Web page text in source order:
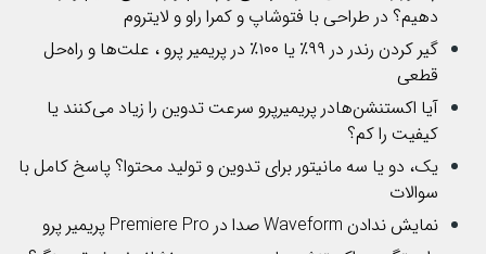
دهیم؟ در طراحی با فتوشاپ و کمرا راو و لایتروم
گیر کردن رندر در ۹۹٪ یا ۱۰۰٪ در پریمیر پرو ، علت‌ها و راه‌حل
قطعی
آیا اکستنشن‌هادر پریمیرپرو سرعت تدوین را زیاد می‌کنند یا
کیفیت را کم؟
یک، دو یا سه مانیتور برای تدوین و تولید محتوا؟ پاسخ کامل با
سوالات
نمایش ندادن Waveform صدا در Premiere Pro پریمیر پرو